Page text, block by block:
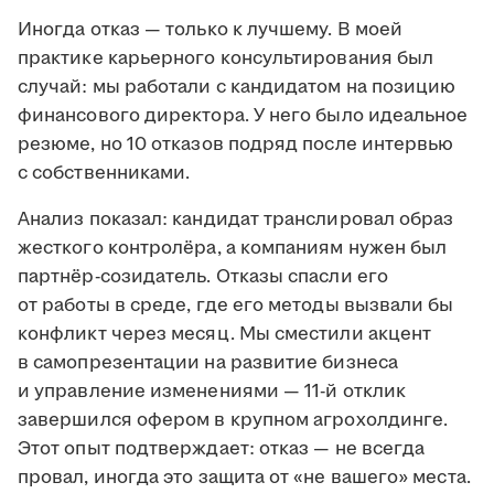
Иногда отказ — только к лучшему. В моей
практике карьерного консультирования был
случай: мы работали с кандидатом на позицию
финансового директора. У него было идеальное
резюме, но 10 отказов подряд после интервью
с собственниками.
Анализ показал: кандидат транслировал образ
жесткого контролёра, а компаниям нужен был
партнёр-созидатель. Отказы спасли его
от работы в среде, где его методы вызвали бы
конфликт через месяц. Мы сместили акцент
в самопрезентации на развитие бизнеса
и управление изменениями — 11-й отклик
завершился офером в крупном агрохолдинге.
Этот опыт подтверждает: отказ — не всегда
провал, иногда это защита от «не вашего» места.